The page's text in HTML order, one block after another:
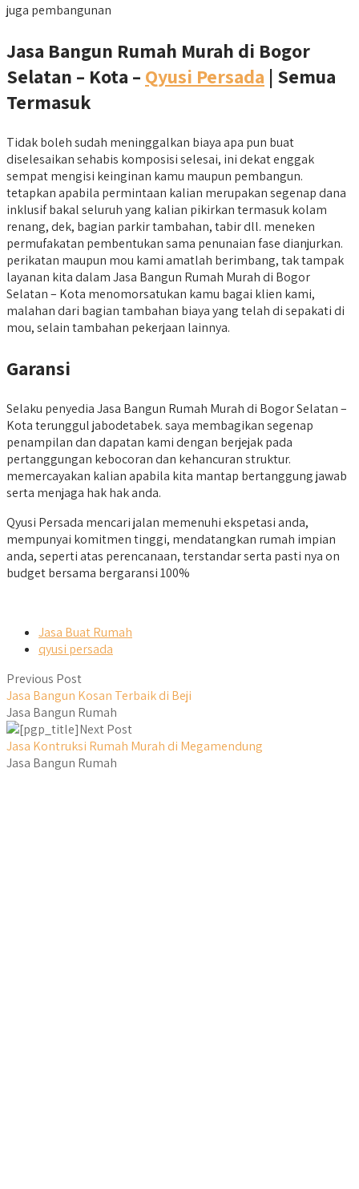
juga pembangunan
Jasa Bangun Rumah Murah di Bogor
Selatan – Kota – Qyusi Persada | Semua
Termasuk
Tidak boleh sudah meninggalkan biaya apa pun buat
diselesaikan sehabis komposisi selesai, ini dekat enggak
sempat mengisi keinginan kamu maupun pembangun.
tetapkan apabila permintaan kalian merupakan segenap dana
inklusif bakal seluruh yang kalian pikirkan termasuk kolam
renang, dek, bagian parkir tambahan, tabir dll. meneken
permufakatan pembentukan sama penunaian fase dianjurkan.
perikatan maupun mou kami amatlah berimbang, tak tampak
layanan kita dalam Jasa Bangun Rumah Murah di Bogor
Selatan – Kota menomorsatukan kamu bagai klien kami,
malahan dari bagian tambahan biaya yang telah di sepakati di
mou, selain tambahan pekerjaan lainnya.
Garansi
Selaku penyedia Jasa Bangun Rumah Murah di Bogor Selatan –
Kota terunggul jabodetabek. saya membagikan segenap
penampilan dan dapatan kami dengan berjejak pada
pertanggungan kebocoran dan kehancuran struktur.
memercayakan kalian apabila kita mantap bertanggung jawab
serta menjaga hak hak anda.
Qyusi Persada mencari jalan memenuhi ekspetasi anda,
mempunyai komitmen tinggi, mendatangkan rumah impian
anda, seperti atas perencanaan, terstandar serta pasti nya on
budget bersama bergaransi 100%
Jasa Buat Rumah
qyusi persada
Previous Post
Jasa Bangun Kosan Terbaik di Beji
Jasa Bangun Rumah
Next Post
Jasa Kontruksi Rumah Murah di Megamendung
Jasa Bangun Rumah